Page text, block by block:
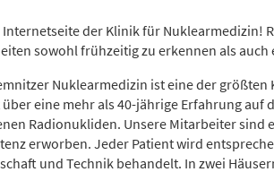
Anfahrtskarte (PDF)
der Klinik für Nuklearmedizin!
sowohl frühzeitig zu erkennen als
Nuklearmedizin ist eine der
eine mehr als 40-jährige Erfahrung auf
Radionukliden. Unsere Mitarbeiter sind
erworben. Jeder Patient wird
und Technik behandelt. In zwei